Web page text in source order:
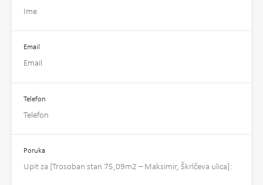
Email
Telefon
Poruka